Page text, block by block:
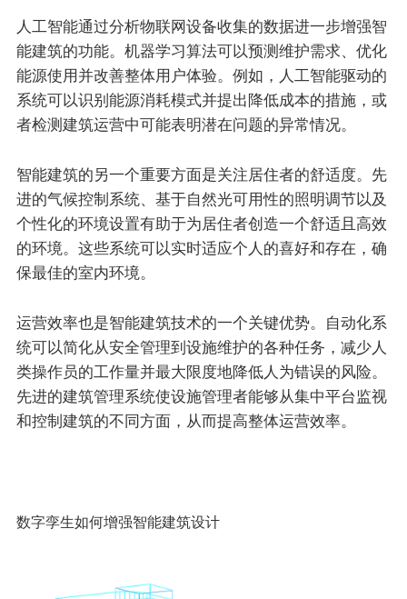
人工智能通过分析物联网设备收集的数据进一步增强智
能建筑的功能。机器学习算法可以预测维护需求、优化
能源使用并改善整体用户体验。例如，人工智能驱动的
系统可以识别能源消耗模式并提出降低成本的措施，或
者检测建筑运营中可能表明潜在问题的异常情况。
智能建筑的另一个重要方面是关注居住者的舒适度。先
进的气候控制系统、基于自然光可用性的照明调节以及
个性化的环境设置有助于为居住者创造一个舒适且高效
的环境。这些系统可以实时适应个人的喜好和存在，确
保最佳的室内环境。
运营效率也是智能建筑技术的一个关键优势。自动化系
统可以简化从安全管理到设施维护的各种任务，减少人
类操作员的工作量并最大限度地降低人为错误的风险。
先进的建筑管理系统使设施管理者能够从集中平台监视
和控制建筑的不同方面，从而提高整体运营效率。
数字孪生如何增强智能建筑设计